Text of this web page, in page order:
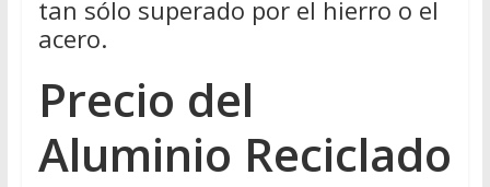
tan sólo superado por el hierro o el
acero.
Precio del
Aluminio Reciclado